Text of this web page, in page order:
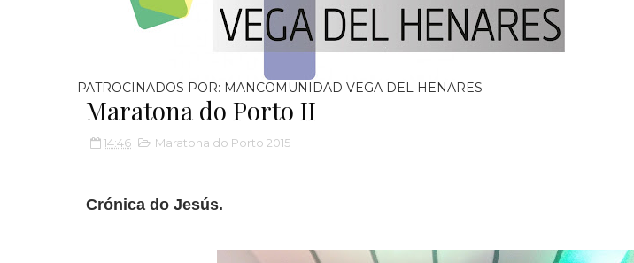
PATROCINADOS POR: MANCOMUNIDAD VEGA DEL HENARES
Maratona do Porto II
14:46 Maratona do Porto 2015
Crónica do Jesús.